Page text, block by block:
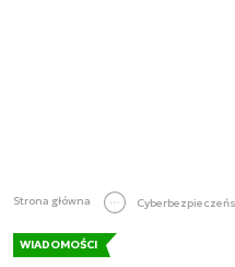
Strona główna
WIADOMOŚCI